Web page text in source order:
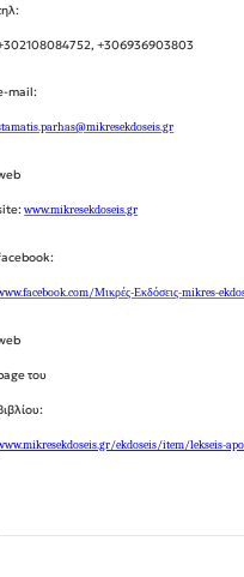
+306936903803
mail:
www.mikresekdoseis.gr
Μικρές-Εκδόσεις-mikres-
του
ekdoseis/item/lekseis-